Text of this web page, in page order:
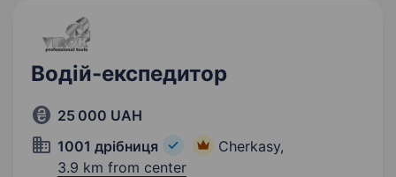
Водій-експедитор
25 000 UAH
1001 дрібниця
Cherkasy,
3.9 km from center